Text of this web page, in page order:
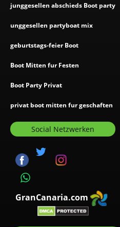
junggesellen abschieds Boot party
unggesellen partyboat mix
geburtstags-feier Boot
Boot Mitten fur Festen
Boot Party Privat
privat boot mitten fur geschaften
Social Netzwerken
GranCanaria.com